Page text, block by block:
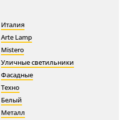
Италия
Arte Lamp
Mistero
Уличные светильники
Фасадные
Техно
Белый
Металл